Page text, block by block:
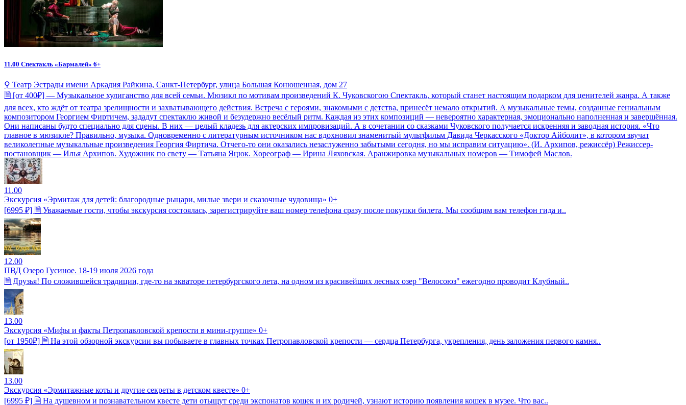
11.00 Спектакль «Бармалей» 6+
⚲ Театр Эстрады имени Аркадия Райкина, Санкт-Петербург, улица Большая Конюшенная, дом 27
🗎 [от 400₽] — Музыкальное хулиганство для всей семьи. Мюзикл по мотивам произведений К. Чуковскогою Спектакль, который станет настоящим подарком для ценителей жанра. А также
для всех, кто ждёт от театра зрелищности и захватывающего действия. Встреча с героями, знакомыми с детства, принесёт немало открытий. А музыкальные темы, созданные гениальным
композитором Георгием Фиртичем, зададут спектаклю живой и безудержно весёлый ритм. Каждая из этих композиций — невероятно характерная, эмоционально наполненная и завершённая.
Они написаны будто специально для сцены. В них — целый кладезь для актерских импровизаций. А в сочетании со сказками Чуковского получается искренняя и заводная история. «Что
главное в мюзикле? Правильно, музыка. Одновременно с литературным источником нас вдохновил знаменитый мультфильм Давида Черкасского «Доктор Айболит», в котором звучат
великолепные музыкальные произведения Георгия Фиртича. Отчего-то они оказались незаслуженно забытыми сегодня, но мы исправим ситуацию». (И. Архипов, режиссёр) Режиссер-
постановщик — Илья Архипов. Художник по свету — Татьяна Яцюк. Хореограф — Ирина Ляховская. Аранжировка музыкальных номеров — Тимофей Маслов.
11.00
Экскурсия «Эрмитаж для детей: благородные рыцари, милые звери и сказочные чудовища» 0+
[6995 ₽] 🗎 Уважаемые гости, чтобы экскурсия состоялась, зарегистрируйте ваш номер телефона сразу после покупки билета. Мы сообщим вам телефон гида и..
12.00
ПВД Озеро Гусиное. 18-19 июля 2026 года
🗎 Друзья! По сложившейся традиции, где-то на экваторе петербургского лета, на одном из красивейших лесных озер "Велосоюз" ежегодно проводит Клубный..
13.00
Экскурсия «Мифы и факты Петропавловской крепости в мини-группе» 0+
[от 1950₽] 🗎 На этой обзорной экскурсии вы побываете в главных точках Петропавловской крепости — сердца Петербурга, укрепления, день заложения первого камня..
13.00
Экскурсия «Эрмитажные коты и другие секреты в детском квесте» 0+
[6995 ₽] 🗎 На душевном и познавательном квесте дети отыщут среди экспонатов кошек и их родичей, узнают историю появления кошек в музее. Что вас..